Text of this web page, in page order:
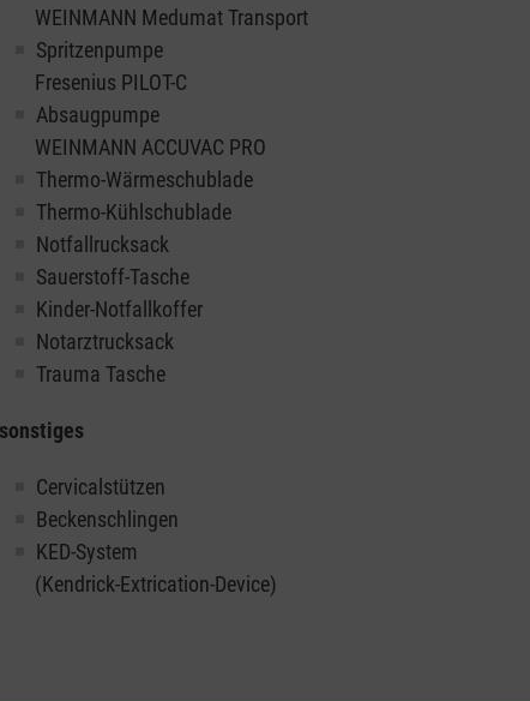
WEINMANN Medumat Transport
Spritzenpumpe
Fresenius PILOT-C
Absaugpumpe
WEINMANN ACCUVAC PRO
Thermo-Wärmeschublade
Thermo-Kühlschublade
Notfallrucksack
Sauerstoff-Tasche
Kinder-Notfallkoffer
Notarztrucksack
Trauma Tasche
sonstiges
Cervicalstützen
Beckenschlingen
KED-System
(Kendrick-Extrication-Device)